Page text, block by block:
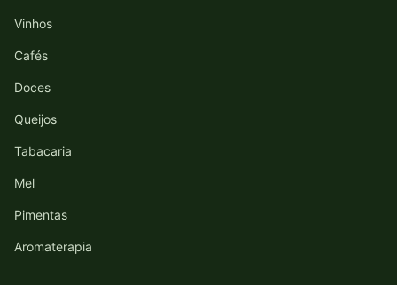
Vinhos
Cafés
Doces
Queijos
Tabacaria
Mel
Pimentas
Aromaterapia